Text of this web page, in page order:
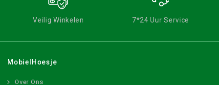
Veilig Winkelen 7*24 Uur Service
MobielHoesje
Over Ons